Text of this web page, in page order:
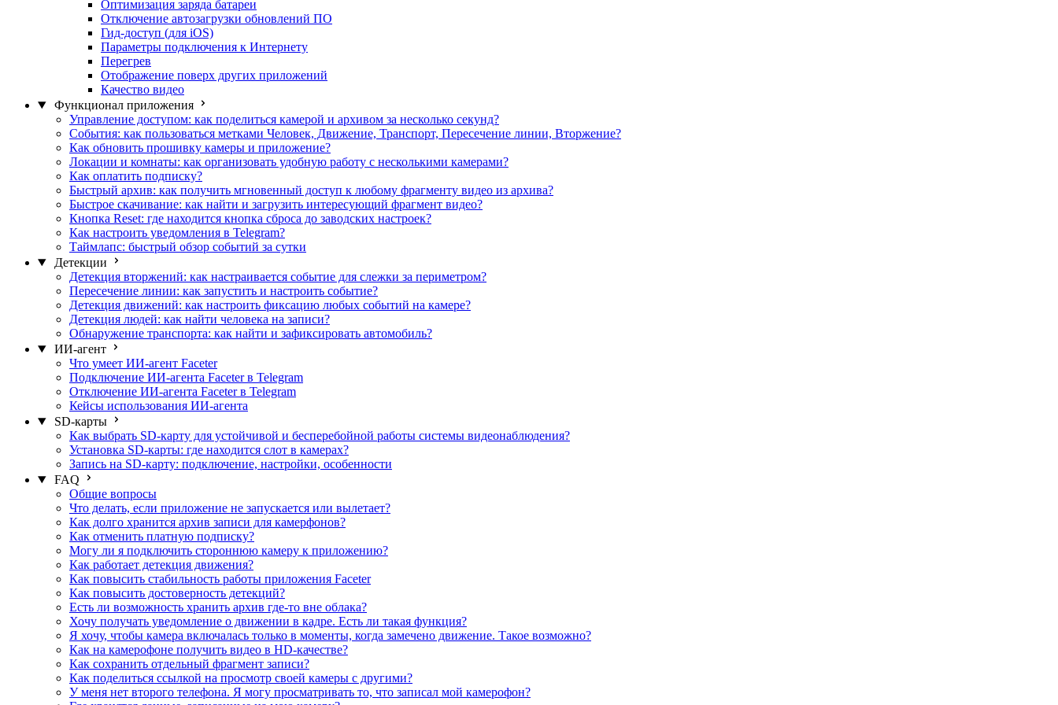
Оптимизация заряда батареи
Отключение автозагрузки обновлений ПО
Гид-доступ (для iOS)
Параметры подключения к Интернету
Перегрев
Отображение поверх других приложений
Качество видео
Функционал приложения
Управление доступом: как поделиться камерой и архивом за несколько секунд?
События: как пользоваться метками Человек, Движение, Транспорт, Пересечение линии, Вторжение?
Как обновить прошивку камеры и приложение?
Локации и комнаты: как организовать удобную работу с несколькими камерами?
Как оплатить подписку?
Быстрый архив: как получить мгновенный доступ к любому фрагменту видео из архива?
Быстрое скачивание: как найти и загрузить интересующий фрагмент видео?
Кнопка Reset: где находится кнопка сброса до заводских настроек?
Как настроить уведомления в Telegram?
Таймлапс: быстрый обзор событий за сутки
Детекции
Детекция вторжений: как настраивается событие для слежки за периметром?
Пересечение линии: как запустить и настроить событие?
Детекция движений: как настроить фиксацию любых событий на камере?
Детекция людей: как найти человека на записи?
Обнаружение транспорта: как найти и зафиксировать автомобиль?
ИИ-агент
Что умеет ИИ-агент Faceter
Подключение ИИ-агента Faceter в Telegram
Отключение ИИ-агента Faceter в Telegram
Кейсы использования ИИ-агента
SD-карты
Как выбрать SD-карту для устойчивой и бесперебойной работы системы видеонаблюдения?
Установка SD-карты: где находится слот в камерах?
Запись на SD-карту: подключение, настройки, особенности
FAQ
Общие вопросы
Что делать, если приложение не запускается или вылетает?
Как долго хранится архив записи для камерфонов?
Как отменить платную подписку?
Могу ли я подключить стороннюю камеру к приложению?
Как работает детекция движения?
Как повысить стабильность работы приложения Faceter
Как повысить достоверность детекций?
Есть ли возможность хранить архив где-то вне облака?
Хочу получать уведомление о движении в кадре. Есть ли такая функция?
Я хочу, чтобы камера включалась только в моменты, когда замечено движение. Такое возможно?
Как на камерофоне получить видео в HD-качестве?
Как сохранить отдельный фрагмент записи?
Как поделиться ссылкой на просмотр своей камеры с другими?
У меня нет второго телефона. Я могу просматривать то, что записал мой камерофон?